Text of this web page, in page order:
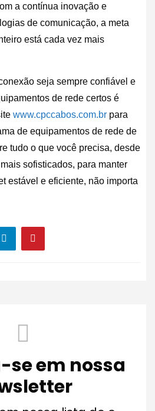
a contínua inovação e
de comunicação, a meta
está cada vez mais
seja sempre confiável e
de rede certos é
www.cpccabos.com.br para
de equipamentos de rede de
tudo o que você precisa, desde
sofisticados, para manter
estável e eficiente, não importa
se em nossa